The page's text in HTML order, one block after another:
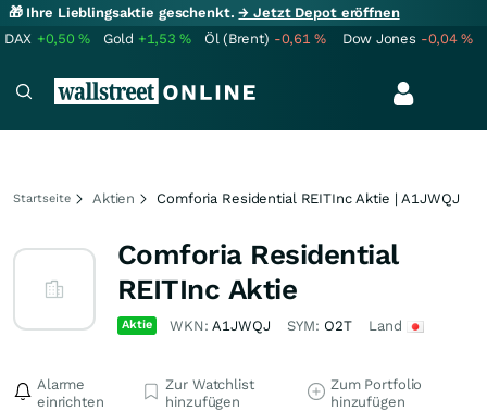
🎁 Ihre Lieblingsaktie geschenkt.→ Jetzt Depot eröffnen
DAX +0,50% Gold +1,53% Öl (Brent) -0,61% Dow Jones -0,04%
Startseite Aktien Comforia Residential REITInc Aktie | A1JWQJ
Comforia Residential
REITInc Aktie
Aktie WKN:A1JWQJ SYM: O2T Land
Alarme
einrichten
Zur Watchlist
hinzufügen
Zum Portfolio
hinzufügen